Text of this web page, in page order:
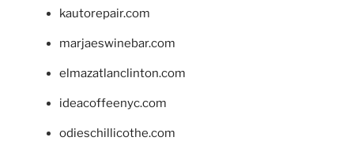
kautorepair.com
marjaeswinebar.com
elmazatlanclinton.com
ideacoffeenyc.com
odieschillicothe.com